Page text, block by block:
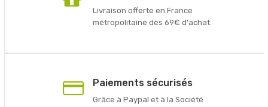
Livraison offerte en France
métropolitaine dès 69€ d'achat.
Paiements sécurisés
Grâce à Paypal et à la Société